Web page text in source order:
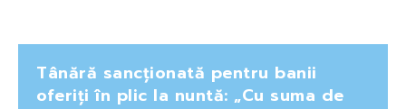
Tânără sancționată pentru banii
oferiți în plic la nuntă: „Cu suma de